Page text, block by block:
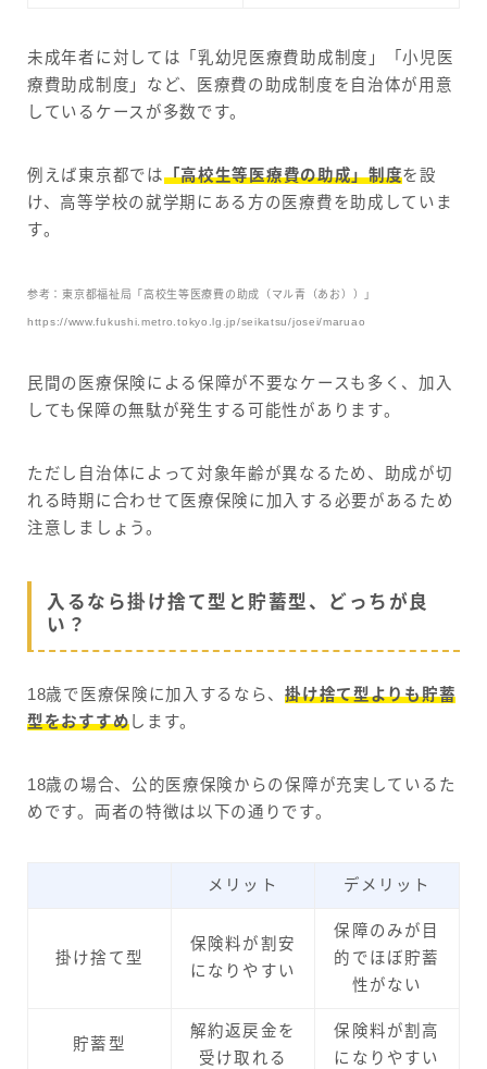
未成年者に対しては「乳幼児医療費助成制度」「小児医
療費助成制度」など、医療費の助成制度を自治体が用意
しているケースが多数です。
例えば東京都では「高校生等医療費の助成」制度を設
け、高等学校の就学期にある方の医療費を助成していま
す。
参考：東京都福祉局「高校生等医療費の助成（マル青（あお））」
https://www.fukushi.metro.tokyo.lg.jp/seikatsu/josei/maruao
民間の医療保険による保障が不要なケースも多く、加入
しても保障の無駄が発生する可能性があります。
ただし自治体によって対象年齢が異なるため、助成が切
れる時期に合わせて医療保険に加入する必要があるため
注意しましょう。
入るなら掛け捨て型と貯蓄型、どっちが良
い？
18歳で医療保険に加入するなら、掛け捨て型よりも貯蓄
型をおすすめします。
18歳の場合、公的医療保険からの保障が充実しているた
めです。両者の特徴は以下の通りです。
メリット デメリット
掛け捨て型
保険料が割安
になりやすい
保障のみが目
的でほぼ貯蓄
性がない
貯蓄型
解約返戻金を
受け取れる
保険料が割高
になりやすい